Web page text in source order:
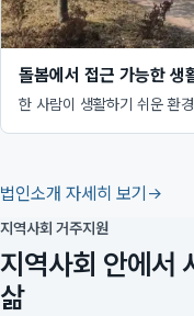
돌봄에서 접근 가능한 생
한 사람이 생활하기 쉬운 환
법인소개 자세히 보기
지역사회 거주지원
지역사회 안에서
삶